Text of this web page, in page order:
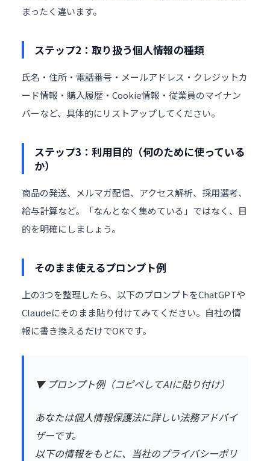
まったく違います。
ステップ2：取り扱う個人情報の種類
氏名・住所・電話番号・メールアドレス・クレジットカ
ード情報・購入履歴・Cookie情報・従業員のマイナン
バーなど、具体的にリストアップしてください。
ステップ3：利用目的（何のために使っている
か）
商品の発送、メルマガ配信、アクセス解析、採用選考、
給与計算など。「なんとなく集めている」ではなく、目
的を明確にしましょう。
そのまま使えるプロンプト例
上の3つを整理したら、以下のプロンプトをChatGPTや
Claudeにそのまま貼り付けてみてください。自社の情
報に書き換えるだけでOKです。
▼ プロンプト例（コピペしてAIに貼り付け）
あなたは個人情報保護法に詳しい法務アドバイ
ザーです。
以下の情報をもとに、当社のプライバシーポリ